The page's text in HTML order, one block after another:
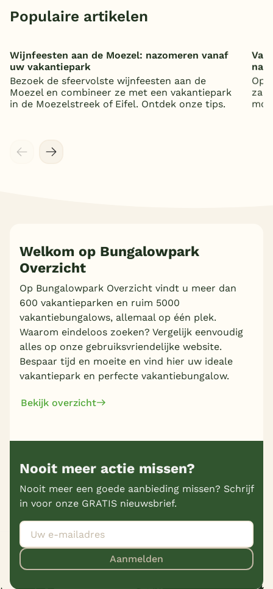
Populaire artikelen
Wijnfeesten aan de Moezel: nazomeren vanaf
uw vakantiepark
Bezoek de sfeervolste wijnfeesten aan de
Moezel en combineer ze met een vakantiepark
in de Moezelstreek of Eifel. Ontdek onze tips.
Op
Welkom op Bungalowpark
Overzicht
Op Bungalowpark Overzicht vindt u meer dan
600 vakantieparken en ruim 5000
vakantiebungalows, allemaal op één plek.
Waarom eindeloos zoeken? Vergelijk eenvoudig
alles op onze gebruiksvriendelijke website.
Bespaar tijd en moeite en vind hier uw ideale
vakantiepark en perfecte vakantiebungalow.
Bekijk overzicht
Nooit meer actie missen?
Nooit meer een goede aanbieding missen? Schrijf
in voor onze GRATIS nieuwsbrief.
Aanmelden